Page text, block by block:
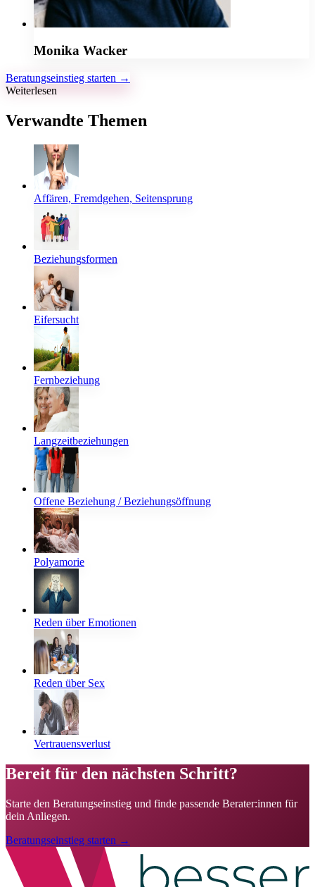
Monika Wacker
Beratungseinstieg starten →
Weiterlesen
Verwandte Themen
Affären, Fremdgehen, Seitensprung
Beziehungsformen
Eifersucht
Fernbeziehung
Langzeitbeziehungen
Offene Beziehung / Beziehungsöffnung
Polyamorie
Reden über Emotionen
Reden über Sex
Vertrauensverlust
Bereit für den nächsten Schritt?
Starte den Beratungseinstieg und finde passende Berater:innen für
dein Anliegen.
Beratungseinstieg starten →